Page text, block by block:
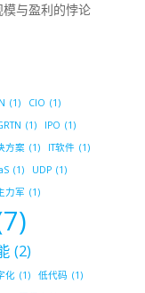
与盈利的悖论
(1) CIO (1)
(1) IPO (1)
方案 (1) IT软件 (1)
(1) UDP (1)
力军 (1)
(2)
化 (1) 低代码 (1)